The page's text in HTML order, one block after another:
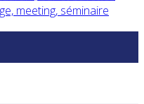
meeting, séminaire